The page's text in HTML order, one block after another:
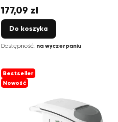
Cena
177,09 zł
Do koszyka
Dostępność: na wyczerpaniu
Bestseller
Nowość